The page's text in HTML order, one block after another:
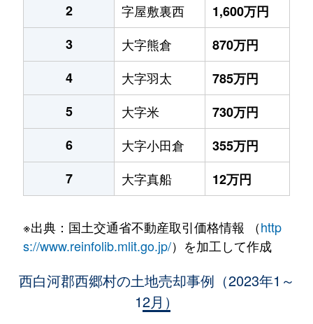
2
字屋敷裏西
1,600万円
3
大字熊倉
870万円
4
大字羽太
785万円
5
大字米
730万円
6
大字小田倉
355万円
7
大字真船 12万円
※出典：国土交通省不動産取引価格情報 （http
s://www.reinfolib.mlit.go.jp/）を加工して作成
西白河郡西郷村の土地売却事例（2023年1～
12月）